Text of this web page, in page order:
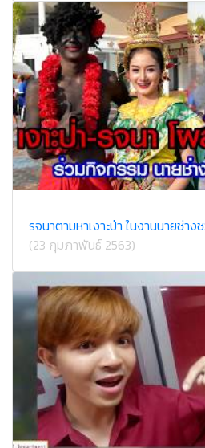
รจนาตามหาเงาะป่า ในงานนายช่า
(23 กุมภาพันธ์ 2563)